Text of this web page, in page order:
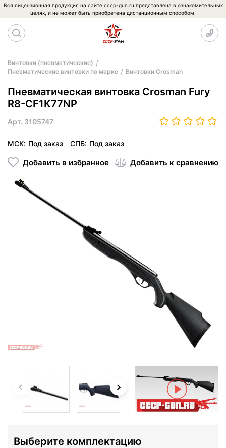
Вся лицензионная продукция на сайте cccp-gun.ru представлена в ознакомительных
целях, и не может быть приобретена дистанционным способом.
Винтовки (пневматические)
Пневматические винтовки по марке
Винтовки Crosman
Пневматическая винтовка Crosman Fury
R8-CF1K77NP
Арт. 3105747
МСК: Под заказ СПБ: Под заказ
Добавить в избранное Добавить к сравнению
Выберите комплектацию